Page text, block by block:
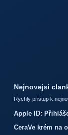
Nejnovejsi
Rychly pristup k
Apple ID:
CeraVe krém na